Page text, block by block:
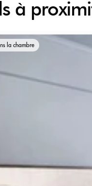
à
la chambre